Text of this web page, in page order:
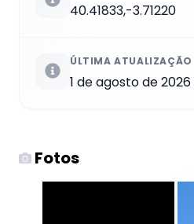
40.41833,-3.71220
ÚLTIMA ATUALIZAÇÃO
1 de agosto de 2026
Fotos